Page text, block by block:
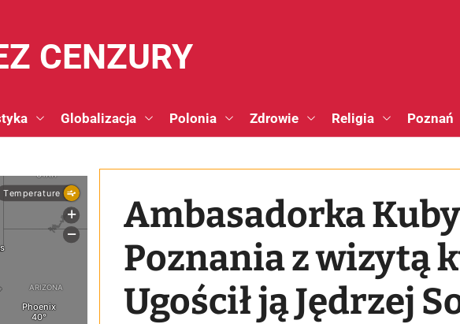
CENZURY
Globalizacja Polonia Zdrowie Religia Poznań
Ambasadorka
Poznania z wizytą
Ugościł ją Jędrzej